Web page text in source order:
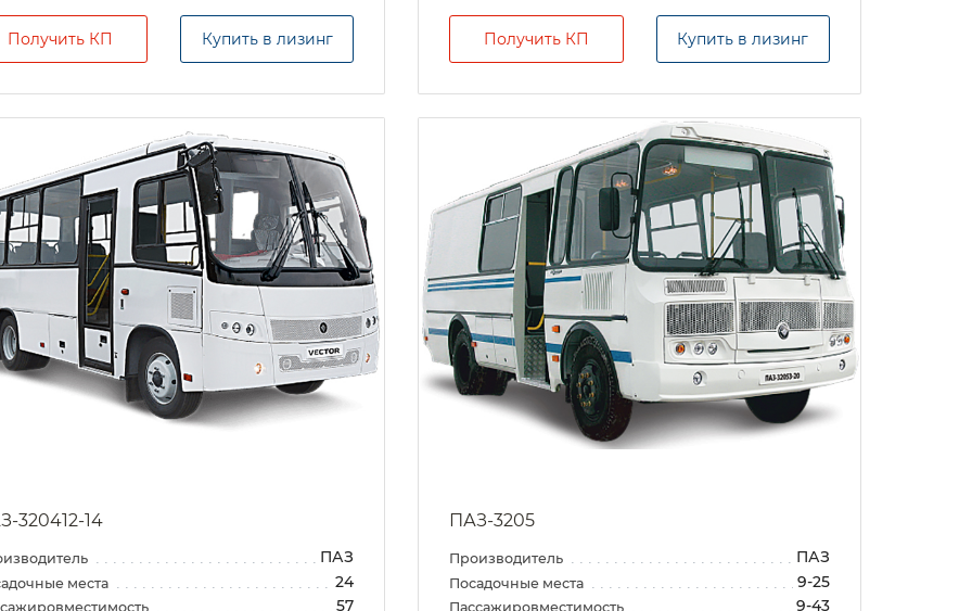
Получить КП Купить в лизинг Получить КП Купить в лизинг
320412-14
ПАЗ
места 24
57
ПАЗ-3205
Производитель ПАЗ
Посадочные места 9-25
Пассажировместимость 9-43